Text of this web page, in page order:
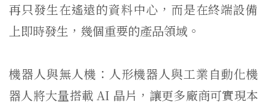
再只發生在遙遠的資料中心， 而是在終端設備
上即時發生，幾個重要的產品領域。
機器人與無人機：人形機器人與工業自動化機
器人將大量搭載 AI 晶片，讓更多廠商可實現本